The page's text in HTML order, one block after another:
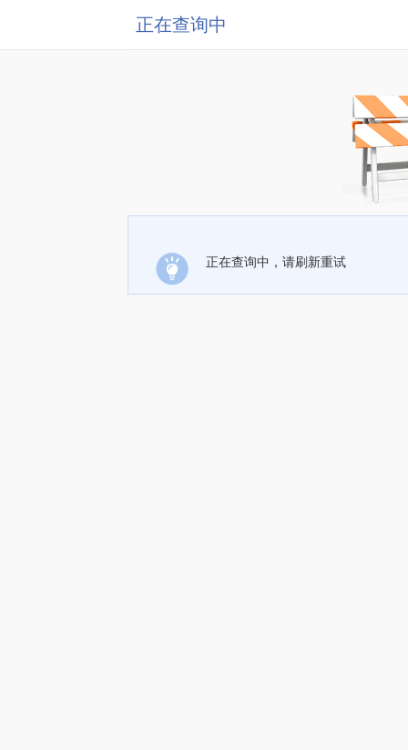
正在查询中
正在查询中，请刷新重试